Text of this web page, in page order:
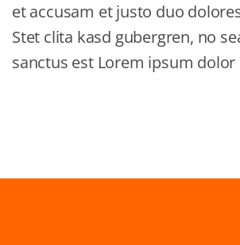
et accusam et justo duo
Stet clita kasd gubergren, no
sanctus est Lorem ipsum dolor